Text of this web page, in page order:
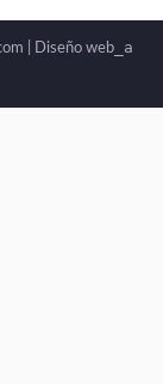
| Diseño web _a